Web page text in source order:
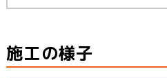
施工の様子